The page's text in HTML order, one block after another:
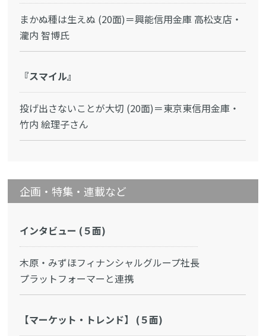
まかぬ種は生えぬ (20面)＝興能信用金庫 高松支店・
瀧内 智博氏
『スマイル』
投げ出さないことが大切 (20面)＝東京東信用金庫・
竹内 絵理子さん
企画・特集・連載など
インタビュー (５面)
木原・みずほフィナンシャルグループ社長
プラットフォーマーと連携
【マーケット・トレンド】 (５面)